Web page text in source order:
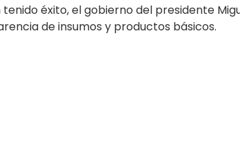
éxito, el gobierno del presidente
de insumos y productos básicos.